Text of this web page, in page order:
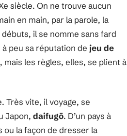
siècle. On ne trouve aucun
en main, par la parole, la
il se nomme sans fard
à peu sa réputation de jeu de
, mais les règles, elles, se plient à
Très vite, il voyage, se
Japon, daifugō. D’un pays à
ou la façon de dresser la